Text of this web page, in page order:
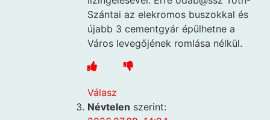
Szántai az elekromos buszokkal és
újabb 3 cementgyár épülhetne a
Város levegőjének romlása nélkül.
Válasz
Névtelen szerint: